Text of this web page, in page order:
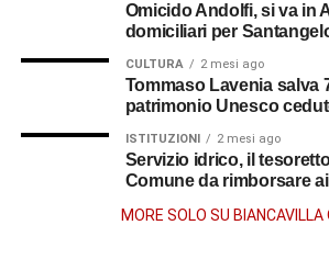
Omicido Andolfi, si va in
domiciliari per
CULTURA 2 mesi ago
Tommaso Lavenia salva
patrimonio Unesco
ISTITUZIONI 2 mesi ago
Servizio idrico, il
Comune da rimborsare
MORE SOLO SU BIANCAVILLA